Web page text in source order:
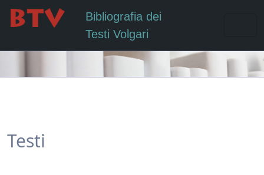
Bibliografia dei
Testi Volgari
Testi